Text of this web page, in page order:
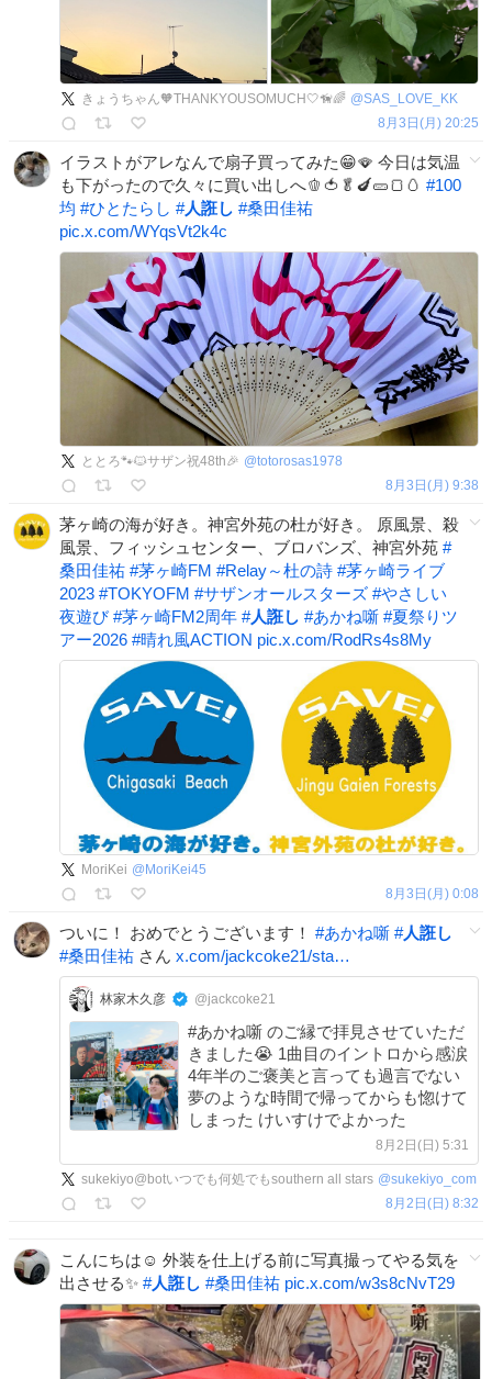
きょうちゃん🧡THANKYOUSOMUCH🤍🦮🌈 @SAS_LOVE_KK
8月3日(月) 20:25
イラストがアレなんで扇子買ってみた😁🪭 今日は気温
も下がったので久々に買い出しへ🫑🍅🥬🍆🥒🍞🥚 #100
均 #ひとたらし #人誑し #桑田佳祐
pic.x.com/WYqsVt2k4c
ととろ🐾🐱サザン祝48th🎉 @totorosas1978
8月3日(月) 9:38
茅ヶ崎の海が好き。神宮外苑の杜が好き。 原風景、殺
風景、フィッシュセンター、ブロバンズ、神宮外苑 #
桑田佳祐 #茅ヶ崎FM #Relay～杜の詩 #茅ヶ崎ライブ
2023 #TOKYOFM #サザンオールスターズ #やさしい
夜遊び #茅ヶ崎FM2周年 #人誑し #あかね噺 #夏祭りツ
アー2026 #晴れ風ACTION pic.x.com/RodRs4s8My
MoriKei @ MoriKei45
8月3日(月) 0:08
ついに！ おめでとうございます！ #あかね噺 #人誑し
#桑田佳祐 さん x.com/jackcoke21/sta…
林家木久彦 @jackcoke21
#あかね噺 のご縁で拝見させていただ
きました😭 1曲目のイントロから感涙
4年半のご褒美と言っても過言でない
夢のような時間で帰ってからも惚けて
しまった けいすけでよかった
8月2日(日) 5:31
sukekiyo@botいつでも何処でもsouthern all stars @sukekiyo_com
8月2日(日) 8:32
こんにちは☺️ 外装を仕上げる前に写真撮ってやる気を
出させる✨ #人誑し #桑田佳祐 pic.x.com/w3s8cNvT29